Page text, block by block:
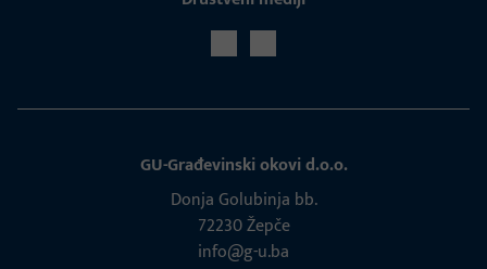
GU-Građevinski okovi d.o.o.
Donja Golubinja bb.
72230 Žepče
info@g-u.ba